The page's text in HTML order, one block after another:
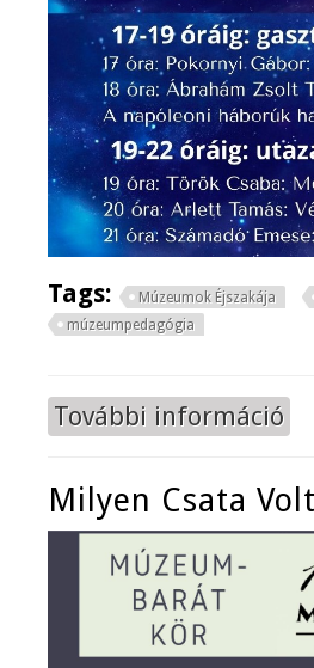
Tags: Múzeumok Éjszakája
múzeumpedagógia
További információ
Milyen Csata